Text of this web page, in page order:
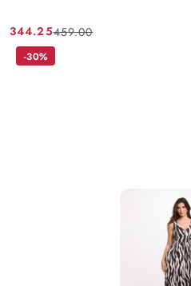
Cena
promocyjna:
344.25
Cena
przed
459.00
-30%